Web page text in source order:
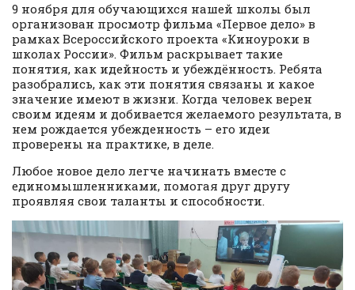
9 ноября для обучающихся нашей школы был
организован просмотр фильма «Первое дело» в
рамках Всероссийского проекта «Киноуроки в
школах России». Фильм раскрывает такие
понятия, как идейность и убеждённость. Ребята
разобрались, как эти понятия связаны и какое
значение имеют в жизни. Когда человек верен
своим идеям и добивается желаемого результата, в
нем рождается убежденность – его идеи
проверены на практике, в деле.
Любое новое дело легче начинать вместе с
единомышленниками, помогая друг другу
проявляя свои таланты и способности.